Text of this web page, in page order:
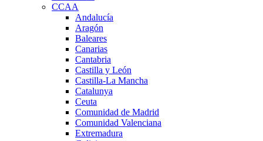
CCAA
Andalucía
Aragón
Baleares
Canarias
Cantabria
Castilla y León
Castilla-La Mancha
Catalunya
Ceuta
Comunidad de Madrid
Comunidad Valenciana
Extremadura